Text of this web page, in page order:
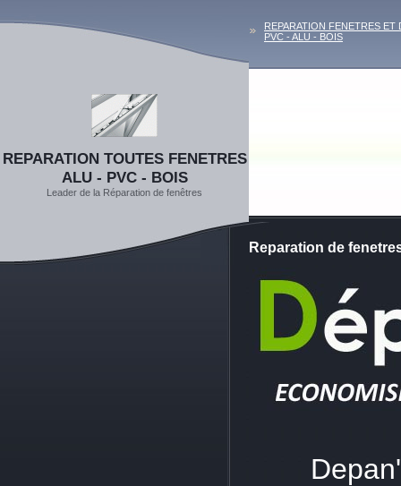
REPARATION FENETRES ET
PVC - ALU - BOIS
REPARATION TOUTES FENETRES
ALU - PVC - BOIS
Leader de la Réparation de fenêtres
Reparation de